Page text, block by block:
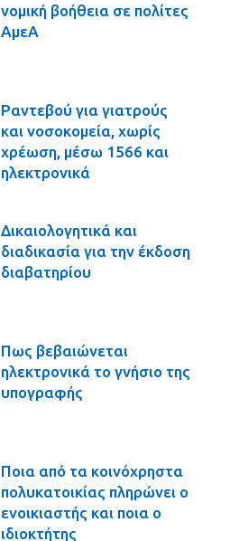
νομική βοήθεια σε πολίτες
ΑμεΑ
Ραντεβού για γιατρούς
και νοσοκομεία, χωρίς
χρέωση, μέσω 1566 και
ηλεκτρονικά
Δικαιολογητικά και
διαδικασία για την έκδοση
διαβατηρίου
Πως βεβαιώνεται
ηλεκτρονικά το γνήσιο της
υπογραφής
Ποια από τα κοινόχρηστα
πολυκατοικίας πληρώνει ο
ενοικιαστής και ποια ο
ιδιοκτήτης